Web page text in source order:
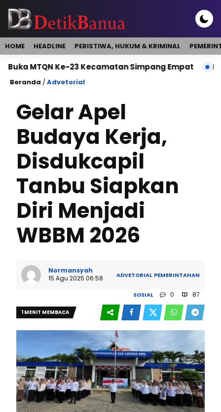
HOME HEADLINE PERISTIWA, HUKUM & KRIMINAL
Ke-23 Kecamatan Simpang Empat Bupati
Beranda /Advetorial
Gelar Apel
Budaya Kerja,
Disdukcapil
Tanbu Siapkan
Diri Menjadi
WBBM 2026
Normansyah
15 Agu 2025 06:58
ADVETORIAL PEMERINTAHAN
SOSIAL 0 87
1 MENIT MEMBACA